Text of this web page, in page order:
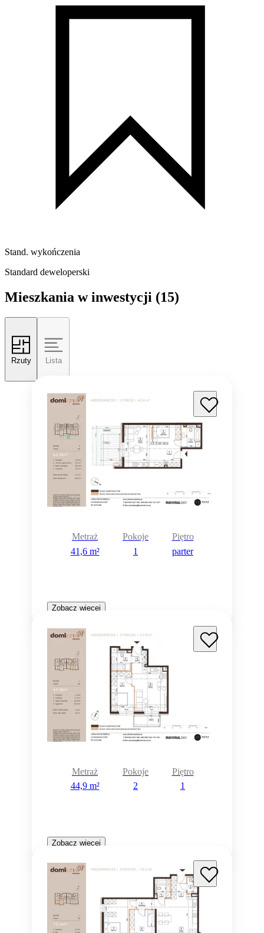
Stand. wykończenia
Standard deweloperski
Mieszkania w inwestycji (15)
Rzuty Lista
Metraż
41,6 m²
Pokoje
1
Piętro
parter
Zobacz więcej
Metraż
44,9 m²
Pokoje
2
Piętro
1
Zobacz więcej